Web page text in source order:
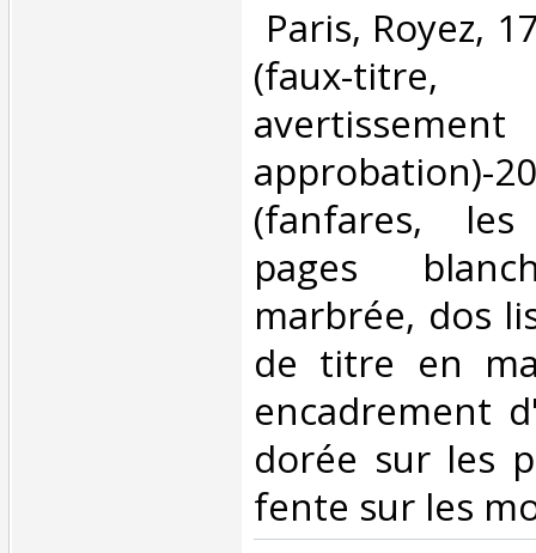
Paris, Royez,
(faux-
approbation)-
(fanfares,
pages
marbrée, dos
de titre en
encadrement
dorée sur les
fente sur les